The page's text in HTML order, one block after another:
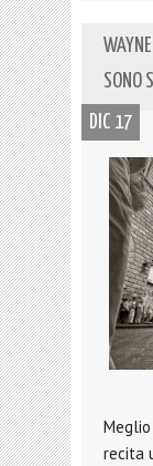
SONO
DIC 17
recita